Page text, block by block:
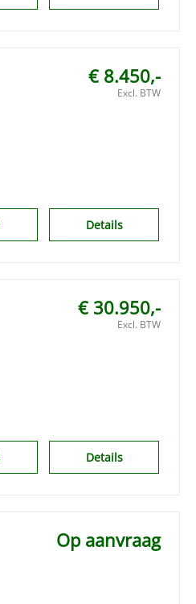
€ 8.450,-
Excl. BTW
Details
€ 30.950,-
Excl. BTW
Details
Op aanvraag